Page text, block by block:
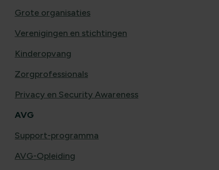
Grote organisaties
Verenigingen en stichtingen
Kinderopvang
Zorgprofessionals
Privacy en Security Awareness
AVG
Support-programma
AVG-Opleiding